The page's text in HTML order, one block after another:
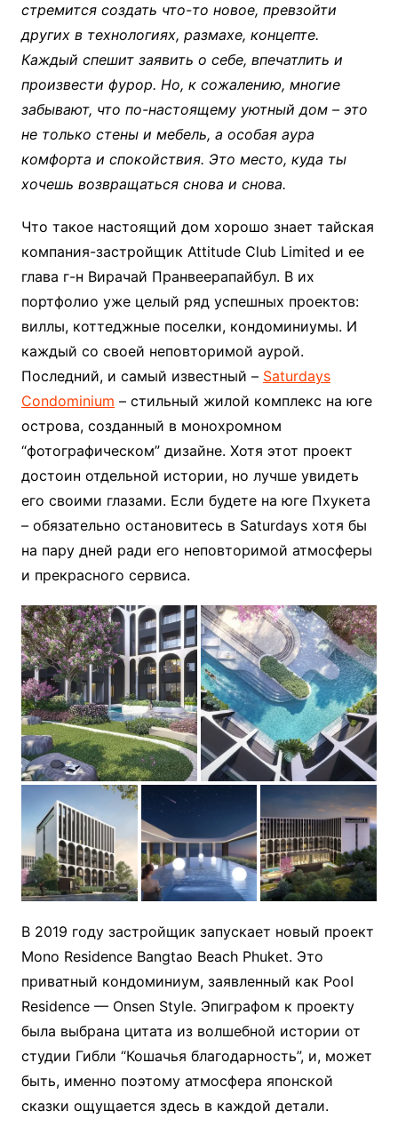
стремится создать что-то новое, превзойти
других в технологиях, размахе, концепте.
Каждый спешит заявить о себе, впечатлить и
произвести фурор. Но, к сожалению, многие
забывают, что по-настоящему уютный дом – это
не только стены и мебель, а особая аура
комфорта и спокойствия. Это место, куда ты
хочешь возвращаться снова и снова.
Что такое настоящий дом хорошо знает тайская
компания-застройщик Attitude Club Limited и ее
глава г-н Вирачай Пранвеерапайбул. В их
портфолио уже целый ряд успешных проектов:
виллы, коттеджные поселки, кондоминиумы. И
каждый со своей неповторимой аурой.
Последний, и самый известный – Saturdays
Condominium – стильный жилой комплекс на юге
острова, созданный в монохромном
“фотографическом” дизайне. Хотя этот проект
достоин отдельной истории, но лучше увидеть
его своими глазами. Если будете на юге Пхукета
– обязательно остановитесь в Saturdays хотя бы
на пару дней ради его неповторимой атмосферы
и прекрасного сервиса.
В 2019 году застройщик запускает новый проект
Mono Residence Bangtao Beach Phuket. Это
приватный кондоминиум, заявленный как РооІ
Residence — Onsen Style. Эпиграфом к проекту
была выбрана цитата из волшебной истории от
студии Гибли “Кошачья благодарность”, и, может
быть, именно поэтому атмосфера японской
сказки ощущается здесь в каждой детали.